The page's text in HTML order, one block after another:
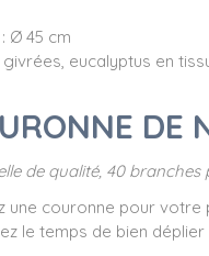
: Ø 45 cm
eucalyptus en
DE
de qualité, 40
une couronne pour
le temps de bien